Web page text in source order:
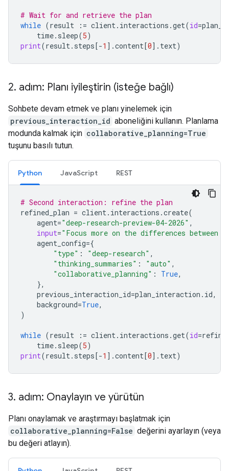
# Wait for and retrieve the plan
while (result := client. interactions .get(id=
time. sleep(5)
print(result. steps[-1 ] .content[0] . text)
2. adım: Planı iyileştirin (isteğe bağlı)
Sohbete devam etmek ve planı yinelemek için
previous_interaction_id aboneliğini kullanın. Planlama
modunda kalmak için collaborative_planning=True
tuşunu basılı tutun.
Python JavaScript REST
# Second interaction: refine the plan
refined_plan = client. interactions .create(
agent="deep-research-preview-04-2026" ,
input="Focus more on the differences between
agent_config={
"type" : "deep-research" ,
"thinking_summaries" : "auto" ,
"collaborative_planning" : True,
},
previous_interaction_id=plan_interaction . id,
background=True,
)
while (result := client. interactions .get(id=
time. sleep(5)
print(result. steps[-1 ] .content[0] . text)
3. adım: Onaylayın ve yürütün
Planı onaylamak ve araştırmayı başlatmak için
collaborative_planning=False değerini ayarlayın (veya
bu değeri atlayın).